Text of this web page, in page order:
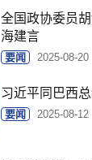
全国政协委员
海建言
要闻 2025-08-20
习近平同巴西
要闻 2025-08-12